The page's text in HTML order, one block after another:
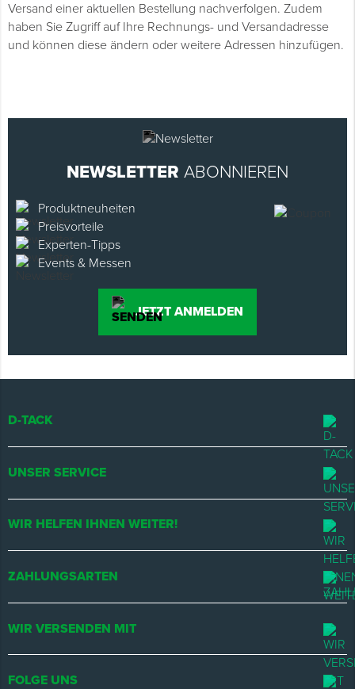
Versand einer aktuellen Bestellung nachverfolgen. Zudem
haben Sie Zugriff auf Ihre Rechnungs- und Versandadresse
und können diese ändern oder weitere Adressen hinzufügen.
NEWSLETTER ABONNIEREN
Produktneuheiten
Preisvorteile
Experten-Tipps
Events & Messen
JETZT ANMELDEN
D-TACK
UNSER SERVICE
WIR HELFEN IHNEN WEITER!
ZAHLUNGSARTEN
WIR VERSENDEN MIT
FOLGE UNS